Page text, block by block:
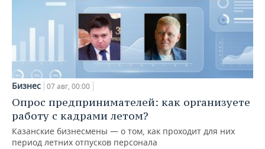
Бизнес 07 авг, 00:00
Опрос предпринимателей: как организуете
работу с кадрами летом?
Казанские бизнесмены — о том, как проходит для них
период летних отпусков персонала